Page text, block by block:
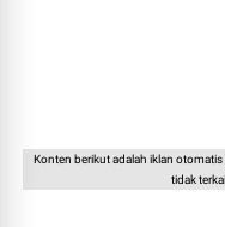
Konten berikut adalah iklan
tidak